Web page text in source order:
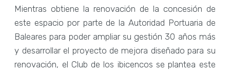
Mientras obtiene la renovación de la concesión de
este espacio por parte de la Autoridad Portuaria de
Baleares para poder ampliar su gestión 30 años más
y desarrollar el proyecto de mejora diseñado para su
renovación, el Club de los ibicencos se plantea este